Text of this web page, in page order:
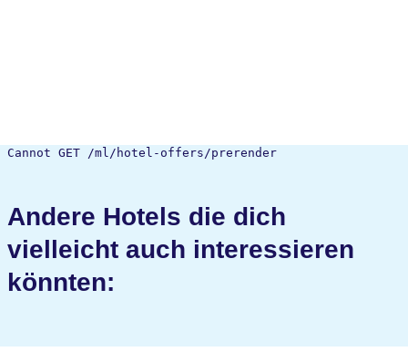
Cannot GET /ml/hotel-offers/prerender
Andere Hotels die dich
vielleicht auch interessieren
könnten: